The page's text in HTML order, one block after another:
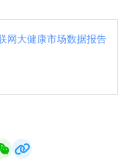
网大健康市场数据报告